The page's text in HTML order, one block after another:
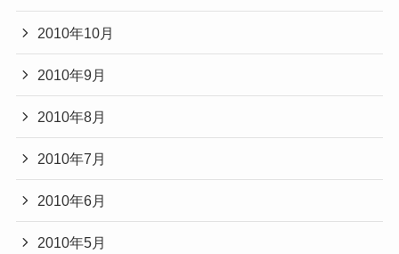
2010年10月
2010年9月
2010年8月
2010年7月
2010年6月
2010年5月